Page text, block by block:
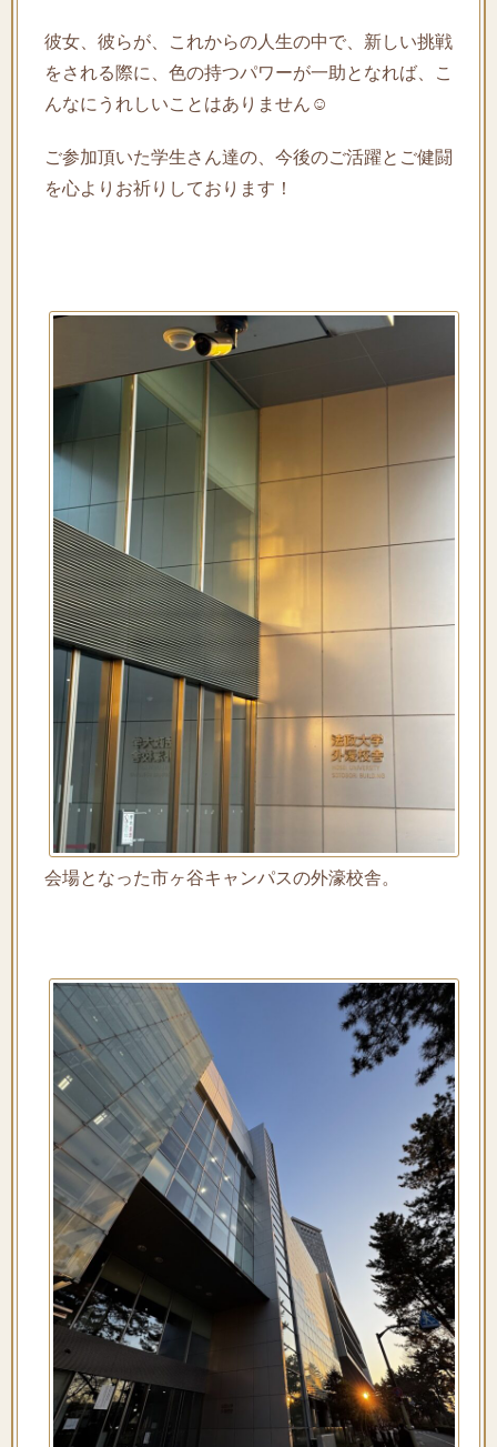
彼女、彼らが、これからの人生の中で、新しい挑戦
をされる際に、色の持つパワーが一助となれば、こ
んなにうれしいことはありません☺️
ご参加頂いた学生さん達の、今後のご活躍とご健闘
を心よりお祈りしております！
会場となった市ヶ谷キャンパスの外濠校舎。